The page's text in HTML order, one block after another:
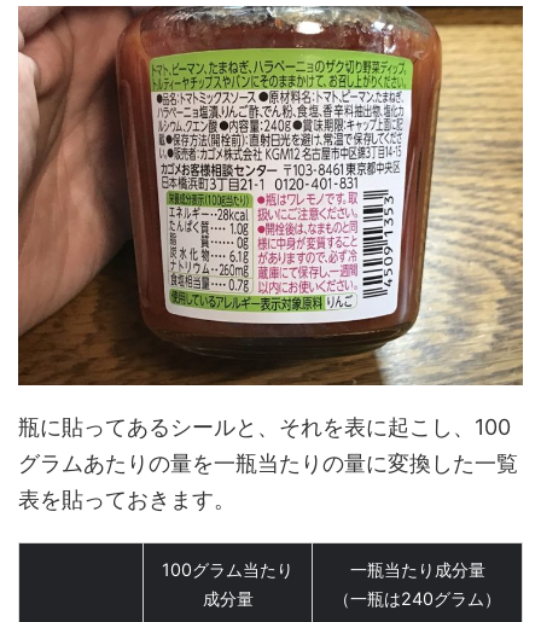
瓶に貼ってあるシールと、それを表に起こし、100
グラムあたりの量を一瓶当たりの量に変換した一覧
表を貼っておきます。
100グラム当たり
成分量
一瓶当たり成分量
（一瓶は240グラム）